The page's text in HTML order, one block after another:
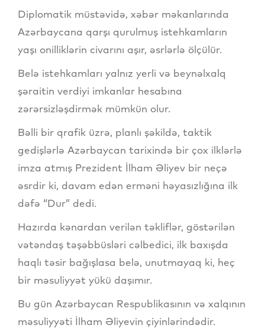
Diplomatik müstəvidə, xəbər məkanlarında
Azərbaycana qarşı qurulmuş istehkamların
yaşı onilliklərin civarını aşır, əsrlərlə ölçülür.
Belə istehkamları yalnız yerli və beynəlxalq
şəraitin verdiyi imkanlar hesabına
zərərsizləşdirmək mümkün olur.
Bəlli bir qrafik üzrə, planlı şəkildə, taktik
gedişlərlə Azərbaycan tarixində bir çox ilklərlə
imza atmış Prezident İlham Əliyev bir neçə
əsrdir ki, davam edən erməni həyasızlığına ilk
dəfə “Dur” dedi.
Hazırda kənardan verilən təkliflər, göstərilən
vətəndaş təşəbbüsləri cəlbedici, ilk baxışda
haqlı təsir bağışlasa belə, unutmayaq ki, heç
bir məsuliyyət yükü daşımır.
Bu gün Azərbaycan Respublikasının və xalqının
məsuliyyəti İlham Əliyevin çiyinlərindədir.